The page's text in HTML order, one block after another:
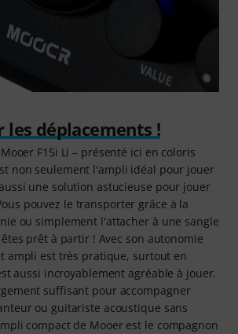
les déplacements !
F15i Li – présenté ici en coloris
non seulement l'ampli idéal pour jouer
une solution astucieuse pour jouer
pouvez le transporter grâce à la
ou simplement l'attacher à une sangle
prêt à partir ! Avec son autonomie
ampli est très pratique, surtout en
aussi incroyablement agréable à jouer.
suffisant pour accompagner
ou guitariste acoustique sans
compact de Mooer est le compagnon